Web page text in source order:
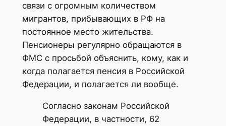
связи с огромным количеством
мигрантов, прибывающих в РФ на
постоянное место жительства.
Пенсионеры регулярно обращаются в
ФМС с просьбой объяснить, кому, как и
когда полагается пенсия в Российской
Федерации, и полагается ли вообще.
Согласно законам Российской
Федерации, в частности, 62